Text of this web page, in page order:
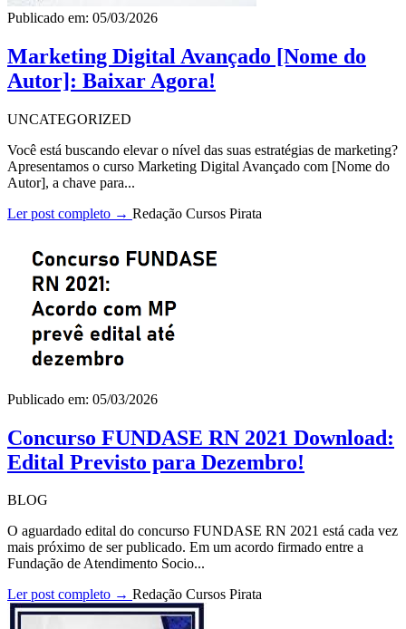
Publicado em: 05/03/2026
Marketing Digital Avançado [Nome do
Autor]: Baixar Agora!
UNCATEGORIZED
Você está buscando elevar o nível das suas estratégias de marketing?
Apresentamos o curso Marketing Digital Avançado com [Nome do
Autor], a chave para...
Ler post completo → Redação Cursos Pirata
Publicado em: 05/03/2026
Concurso FUNDASE RN 2021 Download:
Edital Previsto para Dezembro!
BLOG
O aguardado edital do concurso FUNDASE RN 2021 está cada vez
mais próximo de ser publicado. Em um acordo firmado entre a
Fundação de Atendimento Socio...
Ler post completo → Redação Cursos Pirata